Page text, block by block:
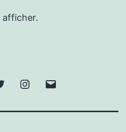
afficher.
Twitter Instagram